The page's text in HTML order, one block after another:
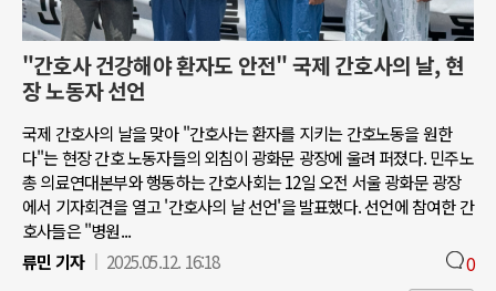
"간호사 건강해야 환자도 안전" 국제 간호사의 날, 현
장 노동자 선언
국제 간호사의 날을 맞아 "간호사는 환자를 지키는 간호노동을 원한
다"는 현장 간호 노동자들의 외침이 광화문 광장에 울려 퍼졌다. 민주노
총 의료연대본부와 행동하는 간호사회는 12일 오전 서울 광화문 광장
에서 기자회견을 열고 '간호사의 날 선언'을 발표했다. 선언에 참여한 간
호사들은 "병원...
류민 기자
2025.05.12. 16:18 0